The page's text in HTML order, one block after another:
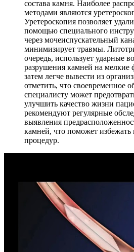
состава камня. Наиболее
методами являются
Уретероскопия позволяет
помощью специального
через мочеиспускательный
минимизирует травмы.
очередь, использует ударные
разрушения камней на мелкие
затем легче вывести из
отметить, что своевременное
специалисту может
улучшить качество жизни
рекомендуют регулярные
выявления
камней, что поможет
процедур.